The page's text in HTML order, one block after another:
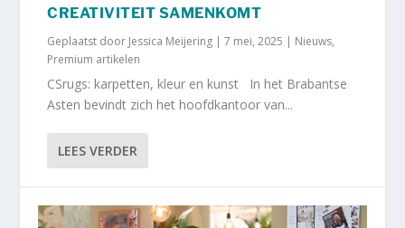
CREATIVITEIT SAMENKOMT
Geplaatst door Jessica Meijering |7 mei, 2025 | Nieuws,
Premium artikelen
CSrugs: karpetten, kleur en kunst In het Brabantse
Asten bevindt zich het hoofdkantoor van...
LEES VERDER